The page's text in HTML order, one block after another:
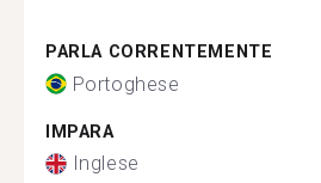
PARLA CORRENTEMENTE
Portoghese
IMPARA
Inglese